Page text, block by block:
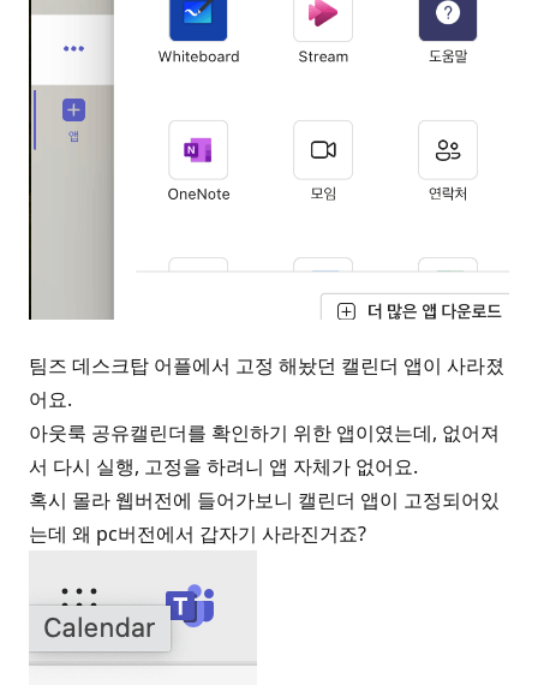
팀즈 데스크탑 어플에서 고정 해놨던 캘린더 앱이 사라졌
어요.
아웃룩 공유캘린더를 확인하기 위한 앱이였는데, 없어져
서 다시 실행, 고정을 하려니 앱 자체가 없어요.
혹시 몰라 웹버전에 들어가보니 캘린더 앱이 고정되어있
는데 왜 pc버전에서 갑자기 사라진거죠?